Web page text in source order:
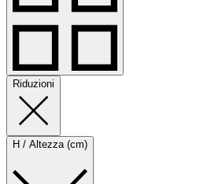
Riduzioni
H / Altezza (cm)